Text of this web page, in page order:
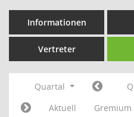
Informationen
Vertreter
Quartal
Aktuell